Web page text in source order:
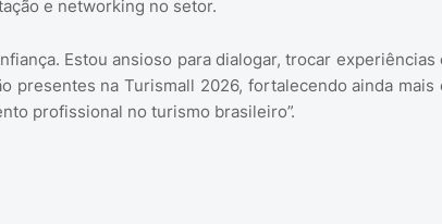
e networking no setor.
Estou ansioso para dialogar, trocar experiências
presentes na Turismall 2026, fortalecendo ainda mais
profissional no turismo brasileiro”.